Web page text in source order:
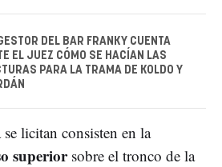
DEL BAR FRANKY CUENTA
EL JUEZ CÓMO SE HACÍAN LAS
PARA LA TRAMA DE KOLDO Y
licitan consisten en la
superiorsobre el tronco de la